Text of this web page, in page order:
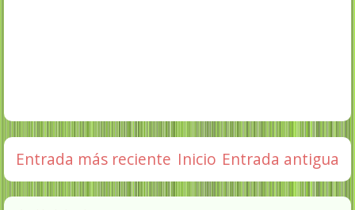
Entrada más reciente Entrada antigua
Inicio